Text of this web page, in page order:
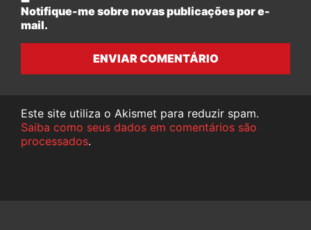
Notifique-me sobre novas publicações por e-
mail.
ENVIAR COMENTÁRIO
Este site utiliza o Akismet para reduzir spam.
Saiba como seus dados em comentários são
processados.